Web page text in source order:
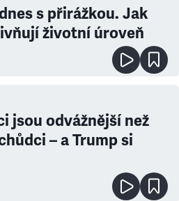
s přirážkou. Jak
životní úroveň
jsou odvážnější než
– a Trump si